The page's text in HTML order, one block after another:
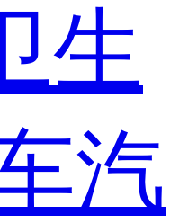
生
汽